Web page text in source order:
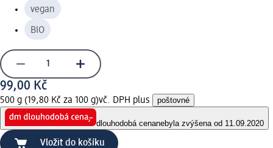
vegan
BIO
99,00 Kč
500 g (19,80 Kč za 100 g)vč. DPH plus poštovné
dlouhodobá cenanebyla zvýšena od 11.09.2020
Vložit do košíku